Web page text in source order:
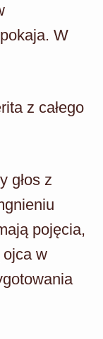
W
z całego
głos z
pojęcia,
ojca w